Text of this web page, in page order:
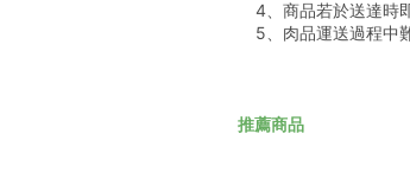
4、商品若於送達時
5、肉品運送過程中
推薦商品